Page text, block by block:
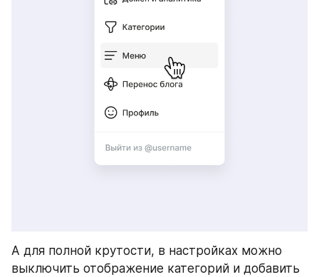
А для полной крутости, в настройках можно
выключить отображение категорий и добавить